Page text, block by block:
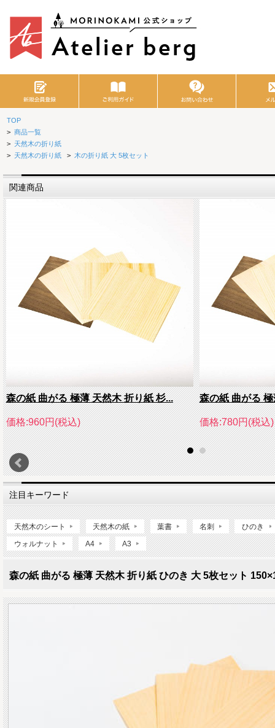
TOP
> 商品一覧
> 天然木の折り紙
> 天然木の折り紙 > 木の折り紙 大 5枚セット
関連商品
森の紙 曲がる 極薄 天然木 折り紙 杉...
価格:960円(税込)
森の紙 曲がる
価格:780円(税込)
注目キーワード
天然木のシート 天然木の紙 葉書 名刺 ひのき
ウォルナット A4 A3
森の紙 曲がる 極薄 天然木 折り紙 ひのき 大 5枚セット